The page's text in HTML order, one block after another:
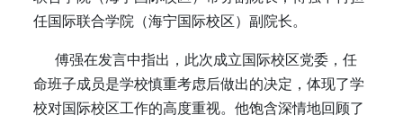
任国际联合学院（海宁国际校区）副院长。
傅强在发言中指出，此次成立国际校区党委，任
命班子成员是学校慎重考虑后做出的决定，体现了学
校对国际校区工作的高度重视。他饱含深情地回顾了